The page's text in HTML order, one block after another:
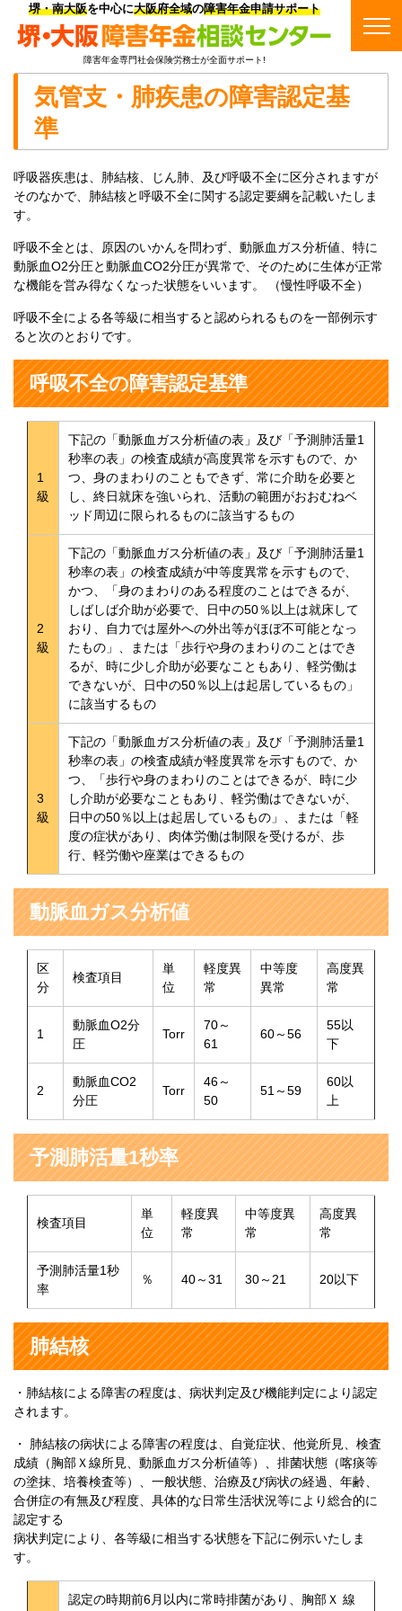
堺・南大阪を中心に大阪府全域の障害年金申請サポート
障害年金専門社会保険労務士が全面サポート!
気管支・肺疾患の障害認定基
準
呼吸器疾患は、肺結核、じん肺、及び呼吸不全に区分されますが
そのなかで、肺結核と呼吸不全に関する認定要綱を記載いたしま
す。
呼吸不全とは、原因のいかんを問わず、動脈血ガス分析値、特に
動脈血O2分圧と動脈血CO2分圧が異常で、そのために生体が正常
な機能を営み得なくなった状態をいいます。 （慢性呼吸不全）
呼吸不全による各等級に相当すると認められるものを一部例示す
ると次のとおりです。
呼吸不全の障害認定基準
1
級
下記の「動脈血ガス分析値の表」及び「予測肺活量1
秒率の表」の検査成績が高度異常を示すもので、か
つ、身のまわりのこともできず、常に介助を必要と
し、終日就床を強いられ、活動の範囲がおおむねベ
ッド周辺に限られるものに該当するもの
2
級
下記の「動脈血ガス分析値の表」及び「予測肺活量1
秒率の表」の検査成績が中等度異常を示すもので、
かつ、「身のまわりのある程度のことはできるが、
しばしば介助が必要で、日中の50％以上は就床して
おり、自力では屋外への外出等がほぼ不可能となっ
たもの」、または「歩行や身のまわりのことはでき
るが、時に少し介助が必要なこともあり、軽労働は
できないが、日中の50％以上は起居しているもの」
に該当するもの
3
級
下記の「動脈血ガス分析値の表」及び「予測肺活量1
秒率の表」の検査成績が軽度異常を示すもので、か
つ、「歩行や身のまわりのことはできるが、時に少
し介助が必要なこともあり、軽労働はできないが、
日中の50％以上は起居しているもの」、または「軽
度の症状があり、肉体労働は制限を受けるが、歩
行、軽労働や座業はできるもの
動脈血ガス分析値
区
分
検査項目
単
位
軽度異
常
中等度
異常
高度異
常
1
動脈血O2分
圧
Torr
70～
61
60～56
55以
下
2
動脈血CO2
分圧
Torr
46～
50
51～59
60以
上
予測肺活量1秒率
検査項目
単
位
軽度異
常
中等度異
常
高度異
常
予測肺活量1秒
率
％ 40～31 30～21 20以下
肺結核
・肺結核による障害の程度は、病状判定及び機能判定により認定
されます。
・ 肺結核の病状による障害の程度は、自覚症状、他覚所見、検査
成績（胸部Ｘ線所見、動脈血ガス分析値等）、排菌状態（喀痰等
の塗抹、培養検査等）、一般状態、治療及び病状の経過、年齢、
合併症の有無及び程度、具体的な日常生活状況等により総合的に
認定する
病状判定により、各等級に相当する状態を下記に例示いたしま
す。
認定の時期前6月以内に常時排菌があり、胸部Ｘ 線